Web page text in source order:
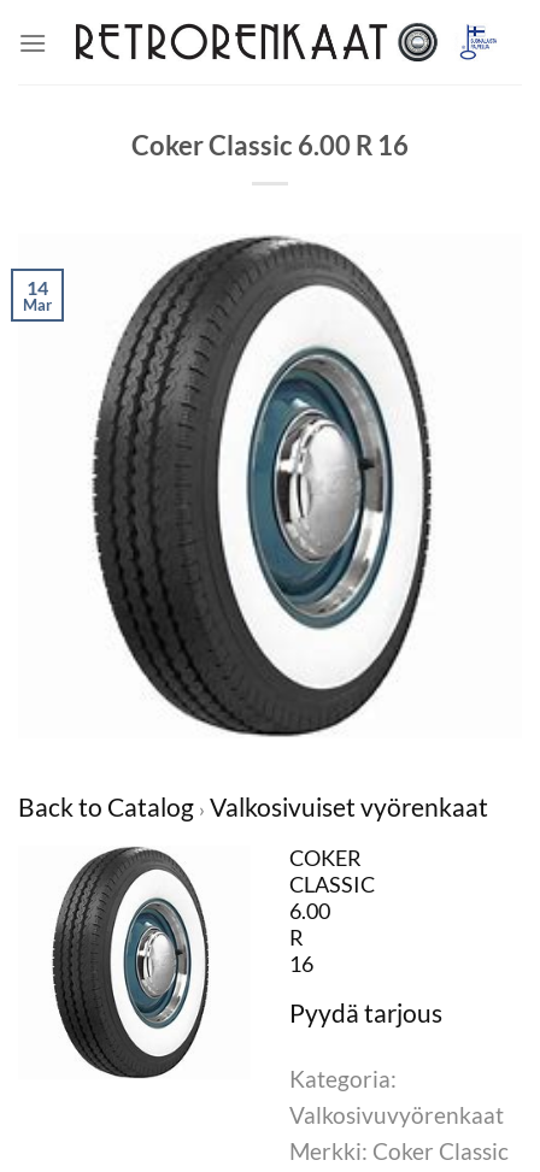
Coker Classic 6.00 R 16
14
Mar
Back to Catalog Valkosivuiset vyörenkaat
COKER
CLASSIC
6.00
R
16
Kategoria:
Valkosivuvyörenkaat
Merkki: Coker Classic